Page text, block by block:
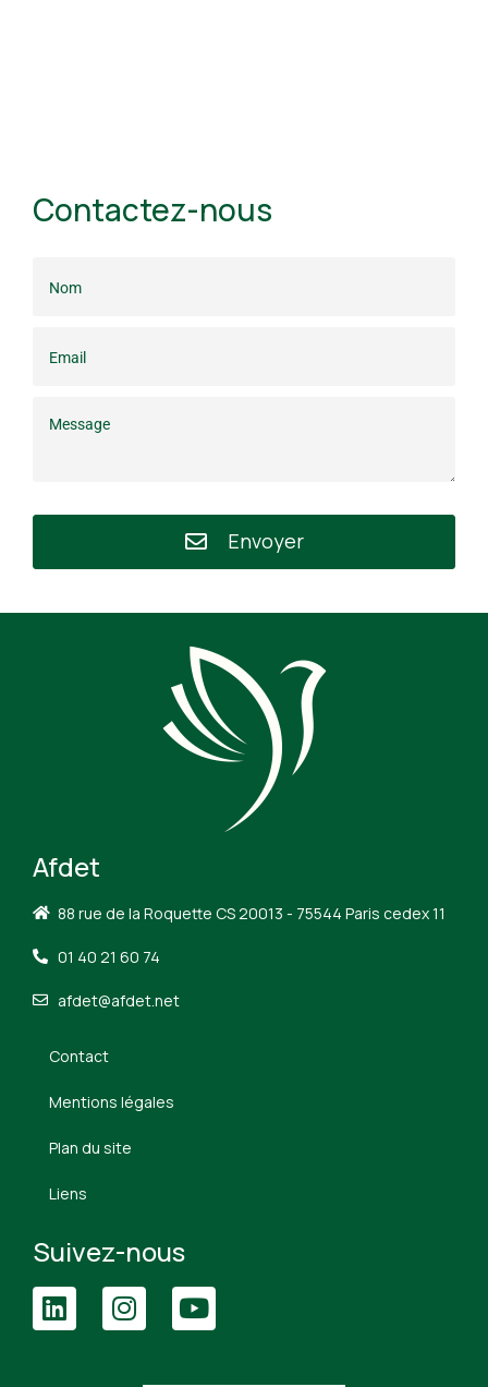
Contactez-nous
Envoyer
Afdet
88 rue de la Roquette CS 20013 - 75544 Paris cedex 11
01 40 21 60 74
afdet@afdet.net
Contact
Mentions légales
Plan du site
Liens
Suivez-nous